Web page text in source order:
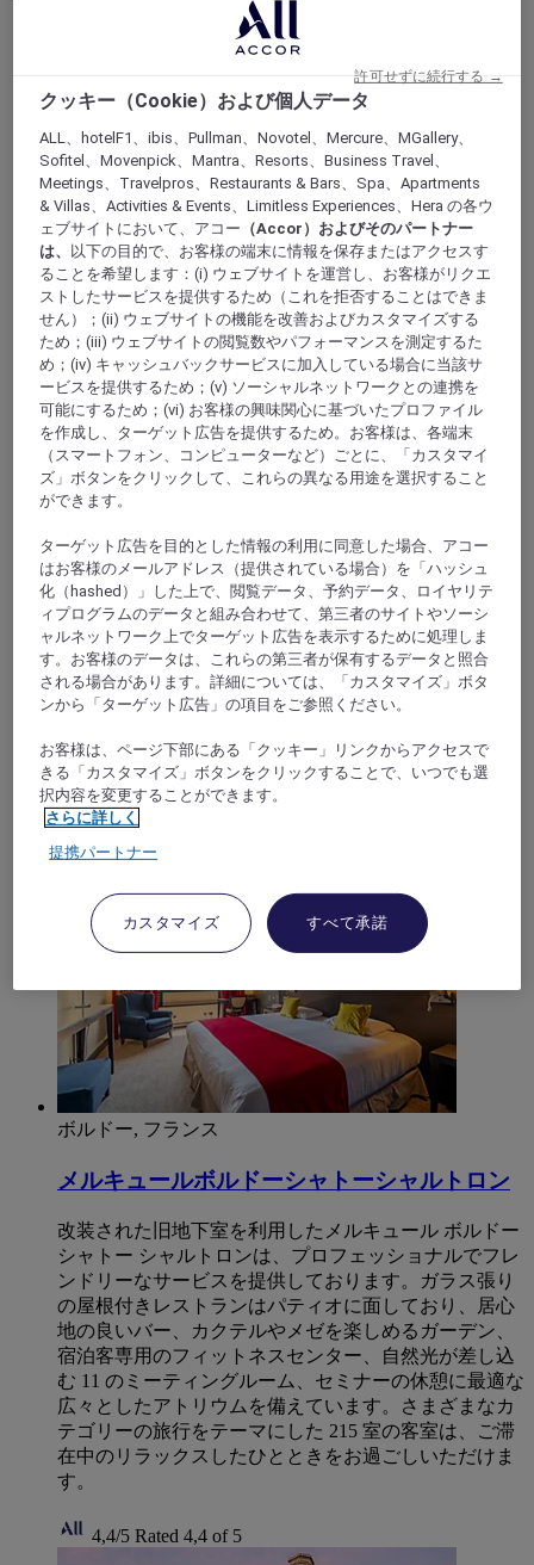
France
GIRONDE
Lormont
ボルドー, フランス
出張者の方にとって、会議場やスタジアムに近い当ホ
テルは、緑豊かな環境の中でビジネスとリラクゼーシ
ョンを両立できる理想的な場所です。緑豊かな敷地内
には、テラス付きプールがあり、お客様の快適なご滞
在をお約束します。また、動物たちの生息地や養蜂場
も設け、地域の生物多様性の維持に貢献しています。
能なおもてなしへの取り組みが認められ、今年グリー
ンキー認証を取得しました。
ボルドー, フランス
メルキュールボルドーシャトーシャルトロン
改装された旧地下室を利用したメルキュール ボルドー
シャトー シャルトロンは、プロフェッショナルでフレ
ンドリーなサービスを提供しております。ガラス張り
の屋根付きレストランはパティオに面しており、居心
地の良いバー、カクテルやメゼを楽しめるガーデン、
宿泊客専用のフィットネスセンター、自然光が差し込
む 11 のミーティングルーム、セミナーの休憩に最適な
広々としたアトリウムを備えています。さまざまなカ
テゴリーの旅行をテーマにした 215 室の客室は、ご滞
在中のリラックスしたひとときをお過ごしいただけま
す。
4,4/5 Rated 4,4 of 5
クッキー（Cookie）および個人データ
ALL、hotelF1、ibis、Pullman、Novotel、Mercure、MGallery、
Sofitel、Movenpick、Mantra、Resorts、Business Travel、
Meetings、Travelpros、Restaurants & Bars、Spa、Apartments
& Villas、Activities & Events、Limitless Experiences、Hera の各ウ
ェブサイトにおいて、アコー （Accor）およびそのパートナー
は、
以下の目的で、お客様の端末に情報を保存またはアクセスす
ることを希望します：(i) ウェブサイトを運営し、お客様がリクエ
ストしたサービスを提供するため（これを拒否することはできま
せん）；(ii) ウェブサイトの機能を改善およびカスタマイズする
ため；(iii) ウェブサイトの閲覧数やパフォーマンスを測定するた
め；(iv) キャッシュバックサービスに加入している場合に当該サ
ービスを提供するため；(v) ソーシャルネットワークとの連携を
可能にするため；(vi) お客様の興味関心に基づいたプロファイル
を作成し、ターゲット広告を提供するため。お客様は、各端末
（スマートフォン、コンピューターなど）ごとに、「カスタマイ
ズ」ボタンをクリックして、これらの異なる用途を選択すること
ができます。
ターゲット広告を目的とした情報の利用に同意した場合、アコー
はお客様のメールアドレス（提供されている場合）を「ハッシュ
化（hashed）」した上で、閲覧データ、予約データ、ロイヤリテ
ィプログラムのデータと組み合わせて、第三者のサイトやソーシ
ャルネットワーク上でターゲット広告を表示するために処理しま
す。お客様のデータは、これらの第三者が保有するデータと照合
される場合があります。詳細については、「カスタマイズ」ボタ
ンから「ターゲット広告」の項目をご参照ください。
お客様は、ページ下部にある「クッキー」リンクからアクセスで
きる「カスタマイズ」ボタンをクリックすることで、いつでも選
択内容を変更することができます。
さらに詳しく
提携パートナー
カスタマイズ すべて承諾
許可せずに続行する →